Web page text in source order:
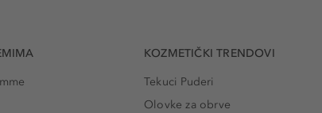
KOZMETIČKI TRENDOVI
Tekuci Puderi
Olovke za obrve